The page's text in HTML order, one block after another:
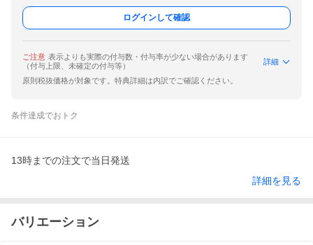
ログインして確認
ご注意 表示よりも実際の付与数・付与率が少ない場合があります
（付与上限、未確定の付与等）
詳細
原則税抜価格が対象です。特典詳細は内訳でご確認ください。
条件達成でおトク
13時までの注文で当日発送
詳細を見る
バリエーション